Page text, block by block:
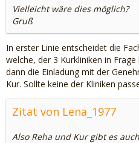
Vielleicht wäre dies möglich?
Gruß
In erster Linie entscheidet die
welche, der 3 Kurkliniken in
dann die Einladung mit der
Kur. Sollte keine der Kliniken
Zitat von Lena_1977
Also Reha und Kur gibt es